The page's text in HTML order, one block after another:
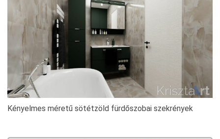
Kényelmes méretű sötétzöld fürdőszobai szekrények